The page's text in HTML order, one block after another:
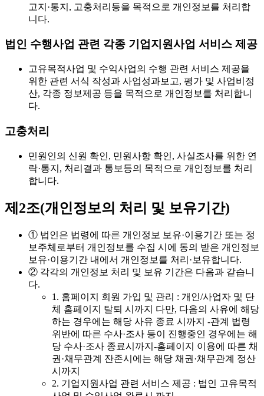
고지·통지, 고충처리등을 목적으로 개인정보를 처리합
니다.
법인 수행사업 관련 각종 기업지원사업 서비스 제공
고유목적사업 및 수익사업의 수행 관련 서비스 제공을
위한 관련 서식 작성과 사업성과보고, 평가 및 사업비정
산, 각종 정보제공 등을 목적으로 개인정보를 처리합니
다.
고충처리
민원인의 신원 확인, 민원사항 확인, 사실조사를 위한 연
락·통지, 처리결과 통보등의 목적으로 개인정보를 처리
합니다.
제2조(개인정보의 처리 및 보유기간)
① 법인은 법령에 따른 개인정보 보유·이용기간 또는 정
보주체로부터 개인정보를 수집 시에 동의 받은 개인정보
보유·이용기간 내에서 개인정보를 처리·보유합니다.
② 각각의 개인정보 처리 및 보유 기간은 다음과 같습니
다.
1. 홈페이지 회원 가입 및 관리 : 개인/사업자 및 단
체 홈페이지 탈퇴 시까지 다만, 다음의 사유에 해당
하는 경우에는 해당 사유 종료 시까지 -관계 법령
위반에 따른 수사·조사 등이 진행중인 경우에는 해
당 수사·조사 종료시까지-홈페이지 이용에 따른 채
권·채무관계 잔존시에는 해당 채권·채무관계 정산
시까지
2. 기업지원사업 관련 서비스 제공 : 법인 고유목적